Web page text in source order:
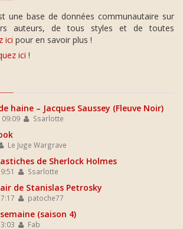
une base de données communautaire sur
auteurs, de tous styles et de toutes
ici pour en savoir plus !
ici !
haine – Jacques Saussey (Fleuve Noir)
Ssarlotte
Le Juge Wargrave
de Sherlock Holmes
Ssarlotte
de Stanislas Petrosky
patoche77
(saison 4)
Fab